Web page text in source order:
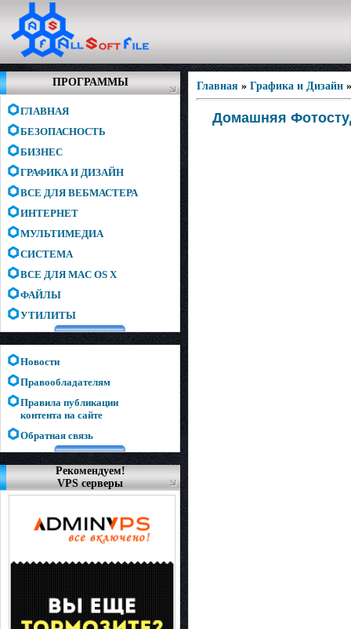
ПРОГРАММЫ
ГЛАВНАЯ
БЕЗОПАСНОСТЬ
БИЗНЕС
ГРАФИКА И ДИЗАЙН
ВСЕ ДЛЯ ВЕБМАСТЕРА
ИНТЕРНЕТ
МУЛЬТИМЕДИА
СИСТЕМА
ВСЕ ДЛЯ MAC OS X
ФАЙЛЫ
УТИЛИТЫ
Новости
Правообладателям
Правила публикации
контента на сайте
Обратная связь
Рекомендуем!
VPS серверы
Главная » Графика и Дизайн
Домашняя